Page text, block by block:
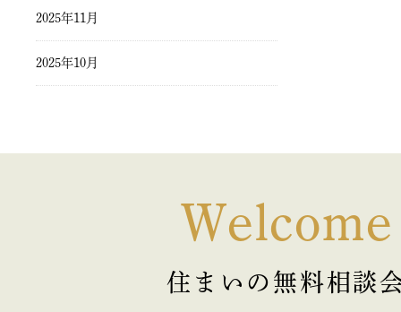
2025年11月
2025年10月
2025年8月
Welcome
住まいの無料相談